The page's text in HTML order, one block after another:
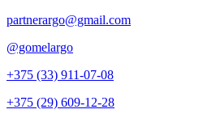
partnerargo@gmail.com
@gomelargo
+375 (33) 911-07-08
+375 (29) 609-12-28